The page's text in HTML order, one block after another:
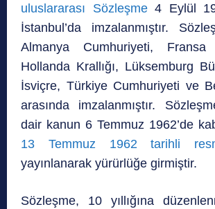
uluslararası Sözleşme4 Eylül
İstanbul’da imzalanmıştır.
Almanya Cumhuriyeti, Fransa
Hollanda Krallığı, Lüksemburg
İsviçre, Türkiye Cumhuriyeti ve
arasında imzalanmıştır.
dair kanun 6 Temmuz 1962’de
13 Temmuz 1962 tarihli
yayınlanarak yürürlüğe girmiştir.
Sözleşme, 10 yıllığına